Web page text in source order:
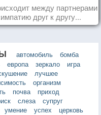
между партнерами
друг к другу...
автомобиль
бомба
европа зеркало
игра
лучшее
организм
почва
приход
слеза
супруг
умение успех
церковь